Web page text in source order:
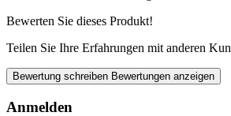
Bewerten Sie dieses Produkt!
Teilen Sie Ihre Erfahrungen mit anderen
Bewertung schreiben Bewertungen anzeigen
Anmelden